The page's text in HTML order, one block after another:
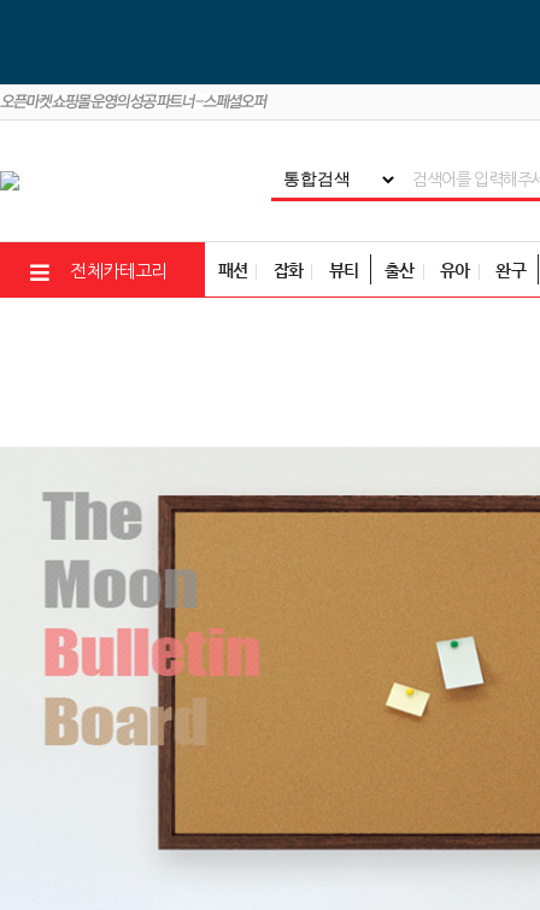
전체카테고리 패션 잡화 뷰티 출산 유아 완구